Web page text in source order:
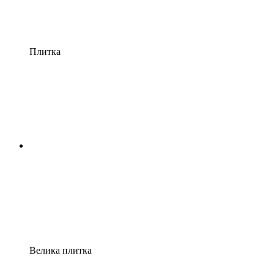
Плитка
Велика плитка